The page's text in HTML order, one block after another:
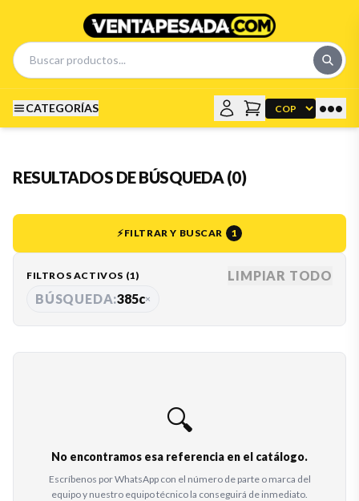
CATEGORÍAS •••
RESULTADOS DE BÚSQUEDA (0)
⚡FILTRAR Y BUSCAR 1
FILTROS ACTIVOS (1)
LIMPIAR TODO
BÚSQUEDA:385c×
🔍
No encontramos esa referencia en el catálogo.
Escríbenos por WhatsApp con el número de parte o marca del
equipo y nuestro equipo técnico la conseguirá de inmediato.